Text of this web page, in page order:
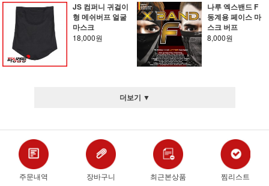
JS 컴퍼니 귀걸이
형 메쉬버프 얼굴
마스크
18,000원
나루 엑스밴드 F
동계용 페이스 마
스크 버프
8,000원
더보기 ▼
주문내역 장바구니 최근본상품 찜리스트